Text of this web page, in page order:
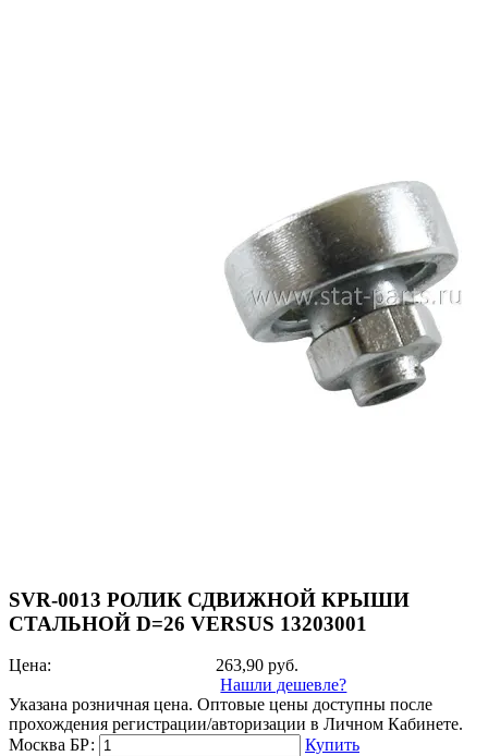
SVR-0013 РОЛИК СДВИЖНОЙ КРЫШИ
СТАЛЬНОЙ D=26 VERSUS 13203001
Цена: 263,90руб.
Нашли дешевле?
Указана розничная цена. Оптовые цены доступны после
прохождения регистрации/авторизации в Личном Кабинете.
Москва БР:
Купить